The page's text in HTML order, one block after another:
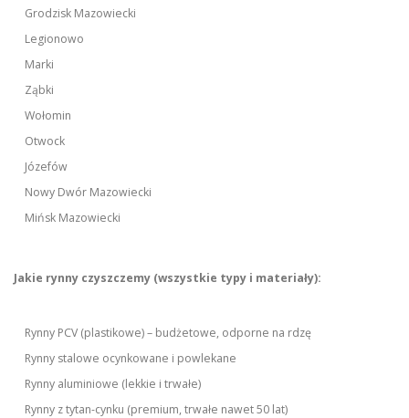
Grodzisk Mazowiecki
Legionowo
Marki
Ząbki
Wołomin
Otwock
Józefów
Nowy Dwór Mazowiecki
Mińsk Mazowiecki
Jakie rynny czyszczemy (wszystkie typy i materiały):
Rynny PCV (plastikowe) – budżetowe, odporne na rdzę
Rynny stalowe ocynkowane i powlekane
Rynny aluminiowe (lekkie i trwałe)
Rynny z tytan-cynku (premium, trwałe nawet 50 lat)